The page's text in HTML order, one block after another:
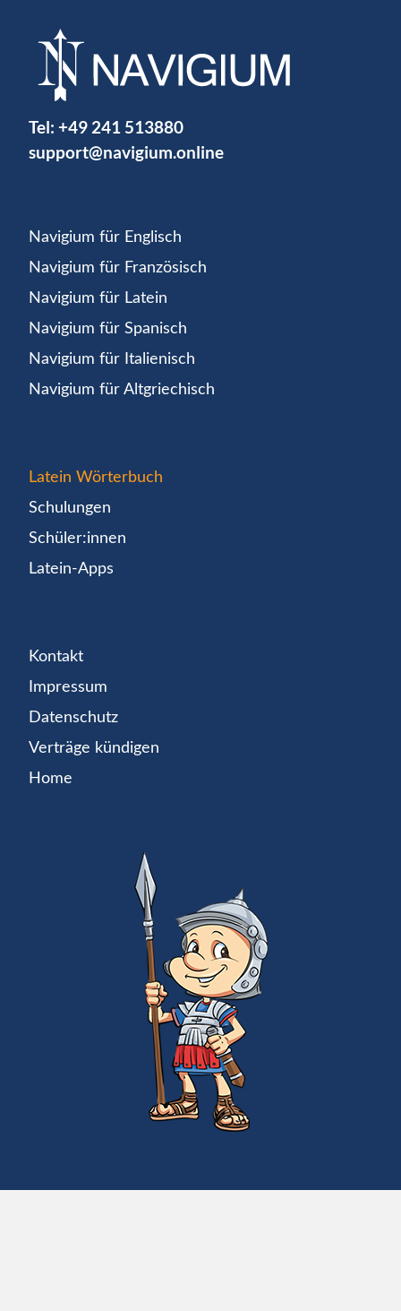
Tel: +49 241 513880
support@navigium.online
Navigium für Englisch
Navigium für Französisch
Navigium für Latein
Navigium für Spanisch
Navigium für Italienisch
Navigium für Altgriechisch
Latein Wörterbuch
Schulungen
Schüler:innen
Latein-Apps
Kontakt
Impressum
Datenschutz
Verträge kündigen
Home